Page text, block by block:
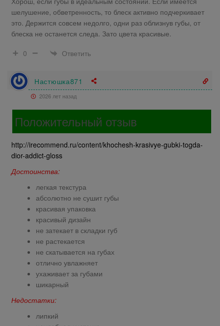
шелушение, обветренность, то блеск активно подчеркивает
это. Держится совсем недолго, одни раз облизнув губы, от
блеска не останется следа. Зато цвета красивые.
0
Ответить
Настюшка871
2026 лет назад
Положительный отзыв
http://irecommend.ru/content/khochesh-krasivye-gubki-togda-
dior-addict-gloss
Достоинства:
легкая текстура
абсолютно не сушит губы
красивая упаковка
красивый дизайн
не затекает в складки губ
не растекается
не скатывается на губах
отлично увлажняет
ухаживает за губами
шикарный
Недостатки:
липкий